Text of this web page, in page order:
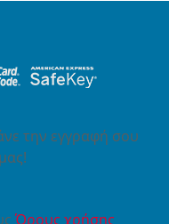
την εγγραφή σου
Όρους χρήσης